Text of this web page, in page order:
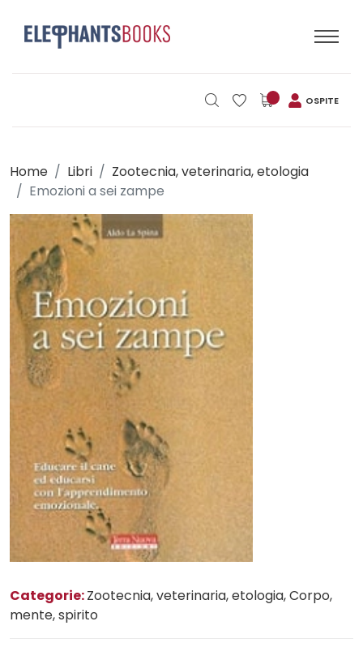
OSPITE
Home Libri
Zootecnia, veterinaria, etologia
Emozioni a sei zampe
Categorie:Zootecnia, veterinaria, etologia, Corpo,
mente, spirito